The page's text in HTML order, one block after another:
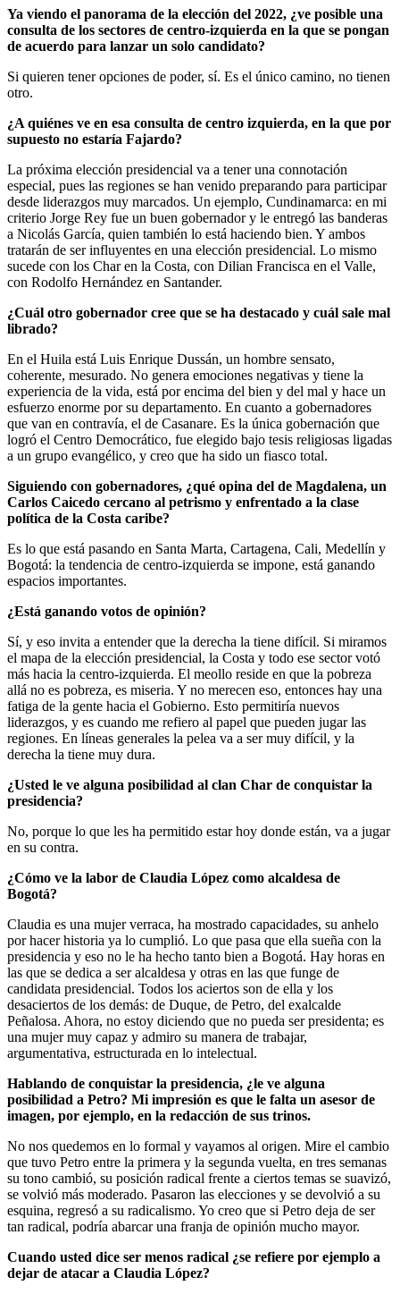
Ya viendo el panorama de la elección del 2022, ¿ve posible una
consulta de los sectores de centro-izquierda en la que se pongan
de acuerdo para lanzar un solo candidato?
Si quieren tener opciones de poder, sí. Es el único camino, no tienen
otro.
¿A quiénes ve en esa consulta de centro izquierda, en la que por
supuesto no estaría Fajardo?
La próxima elección presidencial va a tener una connotación
especial, pues las regiones se han venido preparando para participar
desde liderazgos muy marcados. Un ejemplo, Cundinamarca: en mi
criterio Jorge Rey fue un buen gobernador y le entregó las banderas
a Nicolás García, quien también lo está haciendo bien. Y ambos
tratarán de ser influyentes en una elección presidencial. Lo mismo
sucede con los Char en la Costa, con Dilian Francisca en el Valle,
con Rodolfo Hernández en Santander.
¿Cuál otro gobernador cree que se ha destacado y cuál sale mal
librado?
En el Huila está Luis Enrique Dussán, un hombre sensato,
coherente, mesurado. No genera emociones negativas y tiene la
experiencia de la vida, está por encima del bien y del mal y hace un
esfuerzo enorme por su departamento. En cuanto a gobernadores
que van en contravía, el de Casanare. Es la única gobernación que
logró el Centro Democrático, fue elegido bajo tesis religiosas ligadas
a un grupo evangélico, y creo que ha sido un fiasco total.
Siguiendo con gobernadores, ¿qué opina del de Magdalena, un
Carlos Caicedo cercano al petrismo y enfrentado a la clase
política de la Costa caribe?
Es lo que está pasando en Santa Marta, Cartagena, Cali, Medellín y
Bogotá: la tendencia de centro-izquierda se impone, está ganando
espacios importantes.
¿Está ganando votos de opinión?
Sí, y eso invita a entender que la derecha la tiene difícil. Si miramos
el mapa de la elección presidencial, la Costa y todo ese sector votó
más hacia la centro-izquierda. El meollo reside en que la pobreza
allá no es pobreza, es miseria. Y no merecen eso, entonces hay una
fatiga de la gente hacia el Gobierno. Esto permitiría nuevos
liderazgos, y es cuando me refiero al papel que pueden jugar las
regiones. En líneas generales la pelea va a ser muy difícil, y la
derecha la tiene muy dura.
¿Usted le ve alguna posibilidad al clan Char de conquistar la
presidencia?
No, porque lo que les ha permitido estar hoy donde están, va a jugar
en su contra.
¿Cómo ve la labor de Claudia López como alcaldesa de
Bogotá?
Claudia es una mujer verraca, ha mostrado capacidades, su anhelo
por hacer historia ya lo cumplió. Lo que pasa que ella sueña con la
presidencia y eso no le ha hecho tanto bien a Bogotá. Hay horas en
las que se dedica a ser alcaldesa y otras en las que funge de
candidata presidencial. Todos los aciertos son de ella y los
desaciertos de los demás: de Duque, de Petro, del exalcalde
Peñalosa. Ahora, no estoy diciendo que no pueda ser presidenta; es
una mujer muy capaz y admiro su manera de trabajar,
argumentativa, estructurada en lo intelectual.
Hablando de conquistar la presidencia, ¿le ve alguna
posibilidad a Petro? Mi impresión es que le falta un asesor de
imagen, por ejemplo, en la redacción de sus trinos.
No nos quedemos en lo formal y vayamos al origen. Mire el cambio
que tuvo Petro entre la primera y la segunda vuelta, en tres semanas
su tono cambió, su posición radical frente a ciertos temas se suavizó,
se volvió más moderado. Pasaron las elecciones y se devolvió a su
esquina, regresó a su radicalismo. Yo creo que si Petro deja de ser
tan radical, podría abarcar una franja de opinión mucho mayor.
Cuando usted dice ser menos radical ¿se refiere por ejemplo a
dejar de atacar a Claudia López?